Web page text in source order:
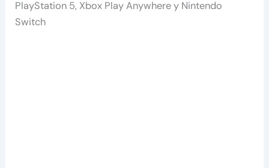
PlayStation 5, Xbox Play Anywhere y Nintendo
Switch